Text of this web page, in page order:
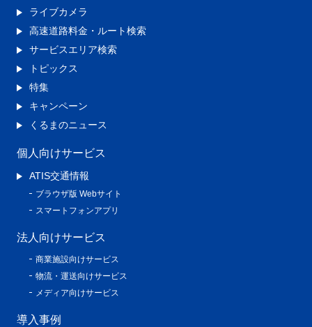
ライブカメラ
高速道路料金・ルート検索
サービスエリア検索
トピックス
特集
キャンペーン
くるまのニュース
個人向けサービス
ATIS交通情報
ブラウザ版 Webサイト
スマートフォンアプリ
法人向けサービス
商業施設向けサービス
物流・運送向けサービス
メディア向けサービス
導入事例